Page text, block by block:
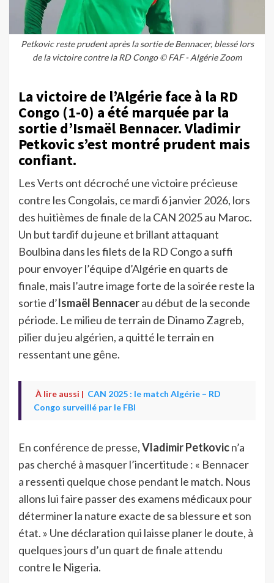
Petkovic reste prudent après la sortie de Bennacer, blessé lors
de la victoire contre la RD Congo © FAF - Algérie Zoom
La victoire de l’Algérie face à la RD
Congo (1-0) a été marquée par la
sortie d’Ismaël Bennacer. Vladimir
Petkovic s’est montré prudent mais
confiant.
Les Verts ont décroché une victoire précieuse
contre les Congolais, ce mardi 6 janvier 2026, lors
des huitièmes de finale de la CAN 2025 au Maroc.
Un but tardif du jeune et brillant attaquant
Boulbina dans les filets de la RD Congo a suffi
pour envoyer l’équipe d’Algérie en quarts de
finale, mais l’autre image forte de la soirée reste la
sortie d’Ismaël Bennacerau début de la seconde
période. Le milieu de terrain de Dinamo Zagreb,
pilier du jeu algérien, a quitté le terrain en
ressentant une gêne.
À lire aussi | CAN 2025 : le match Algérie – RD
Congo surveillé par le FBI
En conférence de presse,Vladimir Petkovicn’a
pas cherché à masquer l’incertitude : « Bennacer
a ressenti quelque chose pendant le match. Nous
allons lui faire passer des examens médicaux pour
déterminer la nature exacte de sa blessure et son
état. » Une déclaration qui laisse planer le doute, à
quelques jours d’un quart de finale attendu
contre le Nigeria.